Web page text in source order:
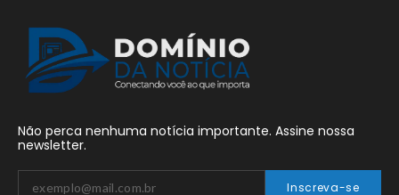
Não perca nenhuma notícia importante. Assine nossa
newsletter.
Inscreva-se